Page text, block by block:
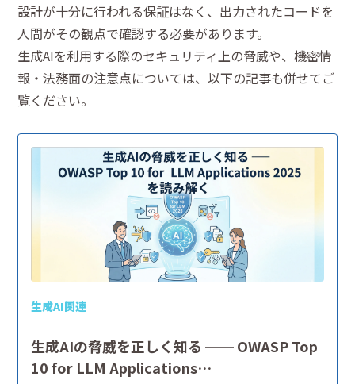
設計が十分に行われる保証はなく、出力されたコードを
人間がその観点で確認する必要があります。
生成AIを利用する際のセキュリティ上の脅威や、機密情
報・法務面の注意点については、以下の記事も併せてご
覧ください。
生成AI関連
生成AIの脅威を正しく知る ── OWASP Top
10 for LLM Applications…